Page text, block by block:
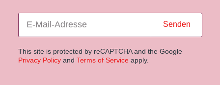
Senden
This site is protected by reCAPTCHA and the Google
Privacy Policyand Terms of Service apply.